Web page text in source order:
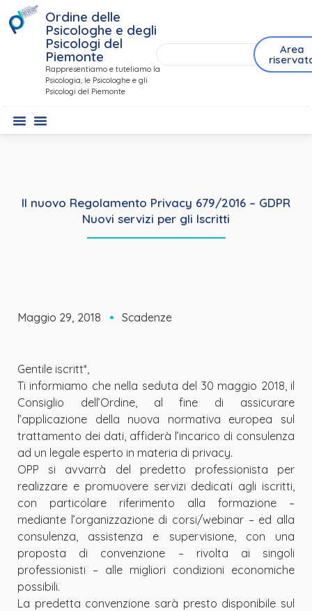
Ordine delle
Psicologhe e degli
Psicologi del
Piemonte
Rappresentiamo e tuteliamo la
Psicologia, le Psicologhe e gli
Psicologi del Piemonte
Area
Il nuovo Regolamento Privacy 679/2016 – GDPR
Nuovi servizi per gli Iscritti
Maggio 29, 2018 Scadenze
Gentile iscritt*,
Ti informiamo che nella seduta del 30 maggio 2018, il
Consiglio dell’Ordine, al fine di assicurare
l’applicazione della nuova normativa europea sul
trattamento dei dati, affiderà l’incarico di consulenza
ad un legale esperto in materia di privacy.
OPP si avvarrà del predetto professionista per
realizzare e promuovere servizi dedicati agli iscritti,
con particolare riferimento alla formazione –
mediante l’organizzazione di corsi/webinar – ed alla
consulenza, assistenza e supervisione, con una
proposta di convenzione – rivolta ai singoli
professionisti – alle migliori condizioni economiche
possibili.
La predetta convenzione sarà presto disponibile sul